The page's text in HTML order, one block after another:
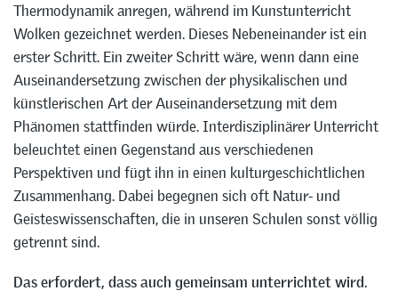
Thermodynamik anregen, während im Kunstunterricht
Wolken gezeichnet werden. Dieses Nebeneinander ist ein
erster Schritt. Ein zweiter Schritt wäre, wenn dann eine
Auseinandersetzung zwischen der physikalischen und
künstlerischen Art der Auseinandersetzung mit dem
Phänomen stattfinden würde. Interdisziplinärer Unterricht
beleuchtet einen Gegenstand aus verschiedenen
Perspektiven und fügt ihn in einen kulturgeschichtlichen
Zusammenhang. Dabei begegnen sich oft Natur- und
Geisteswissenschaften, die in unseren Schulen sonst völlig
getrennt sind.
Das erfordert, dass auch gemeinsam unterrichtet wird.